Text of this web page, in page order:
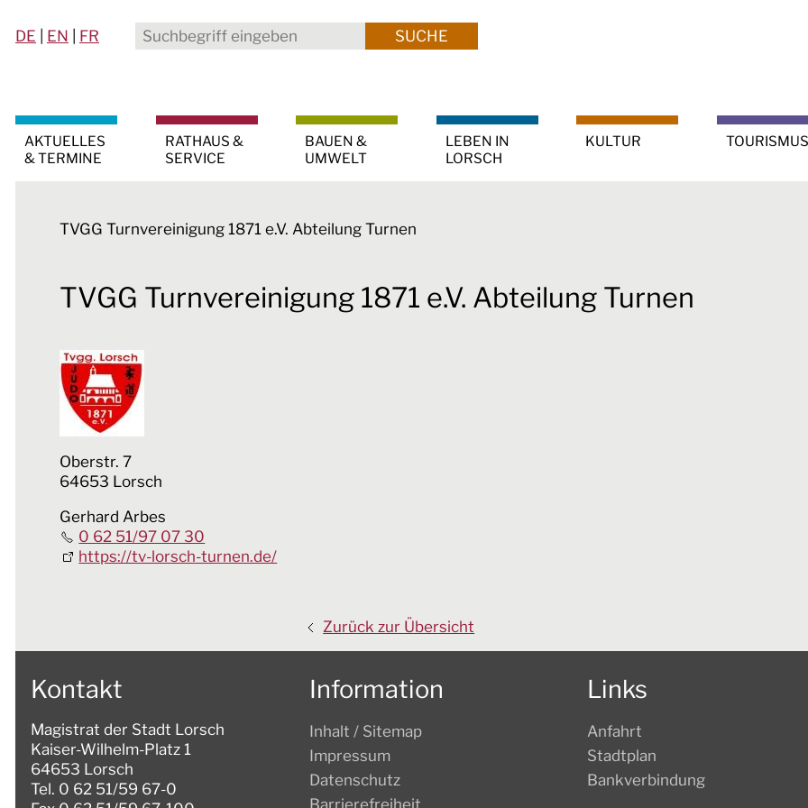
DE EN FR SUCHE
AKTUELLES
& TERMINE
RATHAUS &
SERVICE
BAUEN &
UMWELT
LEBEN IN
LORSCH
KULTUR TOURISMUS
TVGG Turnvereinigung 1871 e.V. Abteilung Turnen
TVGG Turnvereinigung 1871 e.V. Abteilung Turnen
Oberstr. 7
64653 Lorsch
Gerhard Arbes
0 62 51/97 07 30
https://tv-lorsch-turnen.de/
Zurück zur Übersicht
Kontakt
Magistrat der Stadt Lorsch
Kaiser-Wilhelm-Platz 1
64653 Lorsch
Tel. 0 62 51/59 67-0
Information
Inhalt / Sitemap
Impressum
Datenschutz
Links
Anfahrt
Stadtplan
Bankverbindung